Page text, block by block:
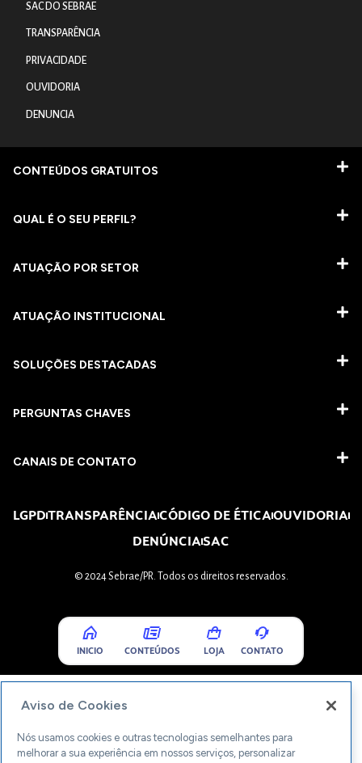
SAC DO SEBRAE
TRANSPARÊNCIA
PRIVACIDADE
OUVIDORIA
DENUNCIA
CONTEÚDOS GRATUITOS
QUAL É O SEU PERFIL?
ATUAÇÃO POR SETOR
ATUAÇÃO INSTITUCIONAL
SOLUÇÕES DESTACADAS
PERGUNTAS CHAVES​
CANAIS DE CONTATO
LGPDTRANSPARÊNCIACÓDIGO DE ÉTICAOUVIDORIA
DENÚNCIASAC
© 2024 Sebrae/PR. Todos os direitos reservados.
INICIO CONTEÚDOS LOJA CONTATO
Aviso de Cookies
Nós usamos cookies e outras tecnologias semelhantes para
melhorar a sua experiência em nossos serviços, personalizar